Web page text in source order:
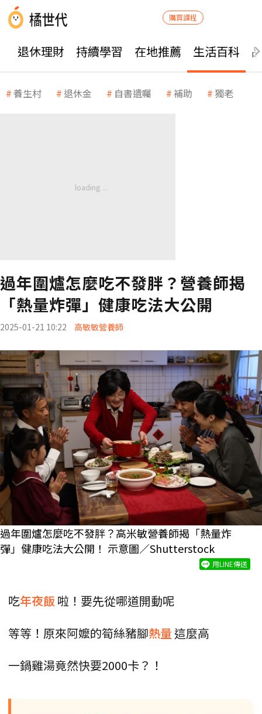
購買課程
退休理財 持續學習 在地推薦 生活百科
養生村 退休金 自書遺囑 補助 獨老
過年圍爐怎麼吃不發胖？營養師揭
「熱量炸彈」健康吃法大公開
2025-01-21 10:22 高敏敏營養師
過年圍爐怎麼吃不發胖？高米敏營養師揭「熱量炸
彈」健康吃法大公開！ 示意圖／Shutterstock
用LINE傳送
吃年夜飯 啦！要先從哪道開動呢
等等！原來阿嬤的筍絲豬腳熱量 這麼高
一鍋雞湯竟然快要2000卡？！